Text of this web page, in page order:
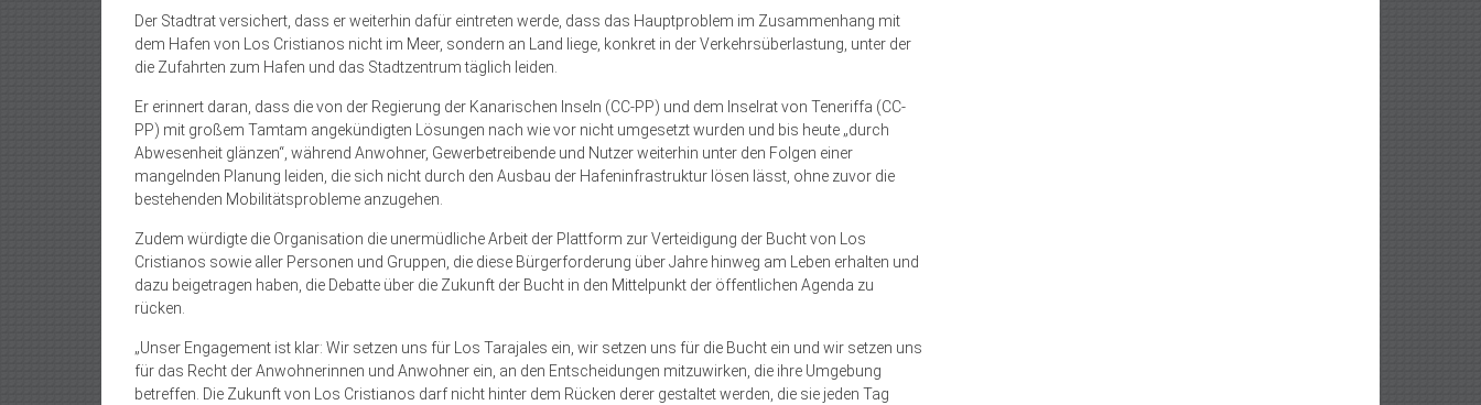
Der Stadtrat versichert, dass er weiterhin dafür eintreten werde, dass das Hauptproblem im Zusammenhang mit
dem Hafen von Los Cristianos nicht im Meer, sondern an Land liege, konkret in der Verkehrsüberlastung, unter der
die Zufahrten zum Hafen und das Stadtzentrum täglich leiden.
Er erinnert daran, dass die von der Regierung der Kanarischen Inseln (CC-PP) und dem Inselrat von Teneriffa (CC-
PP) mit großem Tamtam angekündigten Lösungen nach wie vor nicht umgesetzt wurden und bis heute „durch
Abwesenheit glänzen“, während Anwohner, Gewerbetreibende und Nutzer weiterhin unter den Folgen einer
mangelnden Planung leiden, die sich nicht durch den Ausbau der Hafeninfrastruktur lösen lässt, ohne zuvor die
bestehenden Mobilitätsprobleme anzugehen.
Zudem würdigte die Organisation die unermüdliche Arbeit der Plattform zur Verteidigung der Bucht von Los
Cristianos sowie aller Personen und Gruppen, die diese Bürgerforderung über Jahre hinweg am Leben erhalten und
dazu beigetragen haben, die Debatte über die Zukunft der Bucht in den Mittelpunkt der öffentlichen Agenda zu
rücken.
„Unser Engagement ist klar: Wir setzen uns für Los Tarajales ein, wir setzen uns für die Bucht ein und wir setzen uns
für das Recht der Anwohnerinnen und Anwohner ein, an den Entscheidungen mitzuwirken, die ihre Umgebung
betreffen. Die Zukunft von Los Cristianos darf nicht hinter dem Rücken derer gestaltet werden, die sie jeden Tag